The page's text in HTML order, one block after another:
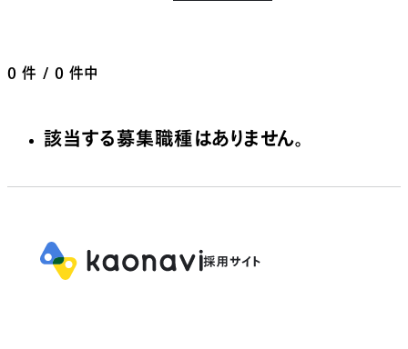
0 件 / 0 件中
該当する募集職種はありません。